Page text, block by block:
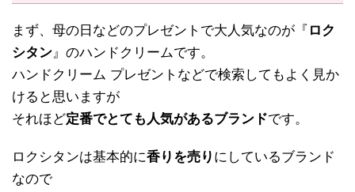
まず、母の日などのプレゼントで大人気なのが『 ロク
シタン 』のハンドクリームです。
ハンドクリーム プレゼントなどで検索してもよく見か
けると思いますが
それほど定番でとても人気があるブランドです。
ロクシタンは基本的に香りを売り にしているブランド
なので